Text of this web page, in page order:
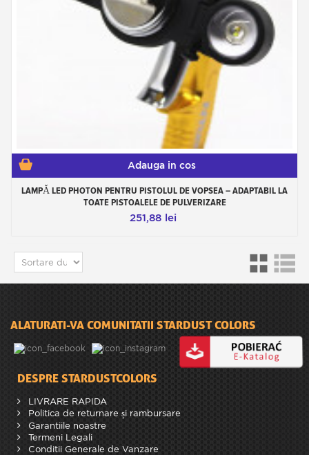
Adauga in cos
LAMPĂ LED PHOTON PENTRU PISTOLUL DE VOPSEA – ADAPTABIL LA
TOATE PISTOALELE DE PULVERIZARE
251,88 lei
ALATURATI-VA COMUNITATII STARDUST COLORS
DESPRE STARDUSTCOLORS
LIVRARE RAPIDA
Politica de returnare și rambursare
Garantiile noastre
Termeni Legali
Conditii Generale de Vanzare